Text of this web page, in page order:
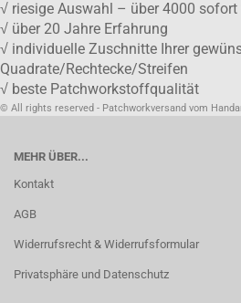
√ riesige Auswahl – über 4000
√ über 20 Jahre Erfahrung
√ individuelle Zuschnitte Ihrer
Quadrate/Rechtecke/Streifen
√ beste Patchworkstoffqualität
© All rights reserved - Patchworkversand vom
MEHR ÜBER...
Kontakt
AGB
Widerrufsrecht & Widerrufsformular
Privatsphäre und Datenschutz